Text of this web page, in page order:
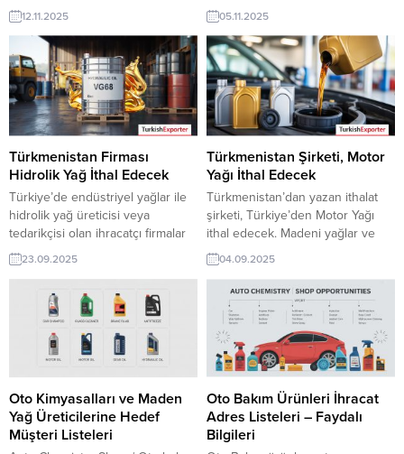
motor yağı üreticisi veya
tedarikçisi olan ihracatçı firmalar
teklif sunabilirler. Yeni bir ihracat
pazarı fırsatı olan bu alım ilanının
iletişim bilgilerine TurkishExporter
VIP üyeleri ile TE üyelik kredisi
sahibi ihracat şirketleri
erişebilmektedir. ➤ Bu ithalat...
12.11.2025
yağı üreticisi veya tedarikçisi olan
ihracatçı firmalar teklif sunabilirler.
Yeni bir ihracat pazarı fırsatı olan
bu alım ilanının iletişim bilgilerine
TurkishExporter VIP üyeleri ile TE
üyelik kredisi sahibi ihracat
şirketleri erişebilmektedir. ➤ Bu
ithalat alım...
05.11.2025
Türkmenistan Firması
Hidrolik Yağ İthal Edecek
Türkiye’de endüstriyel yağlar ile
hidrolik yağ üreticisi veya
tedarikçisi olan ihracatçı firmalar
için, Türkmenistan’dan gelen
hidrolik yağ ithalat talebi yeni bir
ihracat pazarı fırsatı sunuyor. Bu
alım ilanının iletişim bilgilerine
yalnızca TurkishExporter VIP
üyeleri ile TE kredi sahibi
üyelerimiz erişebilmektedir. ➤
Talebin detaylarına buradan
ulaşabilirsiniz. Tüm Motor Yağları /
Madeni...
23.09.2025
Türkmenistan Şirketi, Motor
Yağı İthal Edecek
Türkmenistan’dan yazan ithalat
şirketi, Türkiye’den Motor Yağı
ithal edecek. Madeni yağlar ve
motor yağları üreticisi olan Türk
şirketler için Türkmenistan’dan
gelen bu talep yeni bir ihracat
pazarı olabilir. Bu alım ilanın
detaylarına TurkishExporter / VIP
üyeleri cevap verebilir. ➤ Talebin
detaylarına buradan
ulaşabilirsiniz. Tüm Motor Yağı
İthalat TalepleriTürkmenistan’dan
Gelen İthalat...
04.09.2025
Oto Kimyasalları ve Maden
Yağ Üreticilerine Hedef
Müşteri Listeleri
Oto Bakım Ürünleri İhracat
Adres Listeleri – Faydalı
Bilgileri